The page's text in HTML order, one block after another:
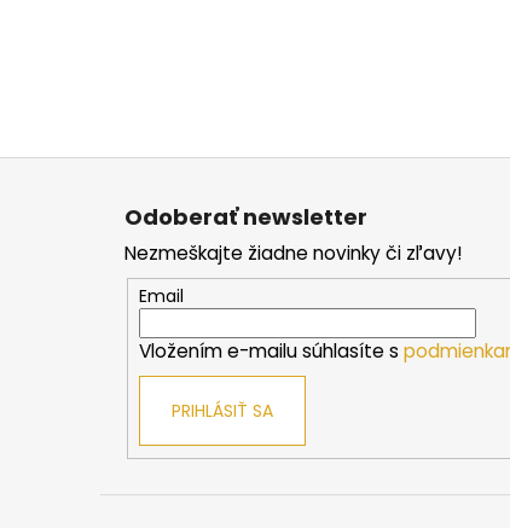
Z
Odoberať newsletter
Nezmeškajte žiadne novinky či zľavy!
Email
Vložením e-mailu súhlasíte s
PRIHLÁSIŤ SA